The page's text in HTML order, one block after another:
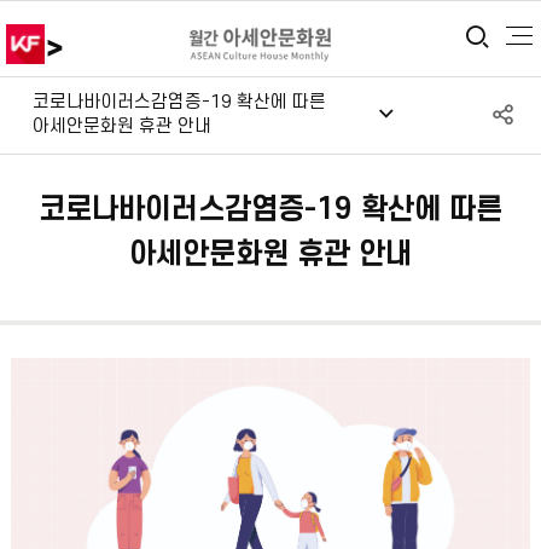
> 통
코로나바이러스감염증-19 확산에 따른
아세안문화원 휴관 안내
코로나바이러스감염증-19 확산에 따른
아세안문화원 휴관 안내